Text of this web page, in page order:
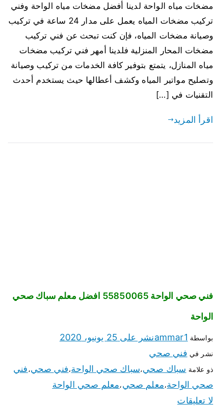
مضخات مياه الواحة لدينا أفضل مضخات مياه الواحة وفني
تركيب مضخات المياه يعمل على مدار 24 ساعة في تركيب
وصيانة مضخات المياه، فإن كنت تبحث عن فني تركيب
مضخات المحار المنزلية فلدينا أمهر فني تركيب مضخات
مياه المنازل، يتمتع بتوفير كافة الخدمات من تركيب وصيانة
وتصليح مواتير المياه وكشف أعطالها حيث يستخدم أحدث
التقنيات في […]
اقرأ المزيد
فني صحي الواحة 55850065 افضل معلم سباك صحي
الواحة
بواسطة ammar1نشر على 25 يونيو، 2020
نشر في فني صحي
ذو علامة سباك صحي،سباك صحي الواحة،فني صحي،فني
صحي الواحة،معلم صحي،معلم صحي الواحة
لا تعليقات